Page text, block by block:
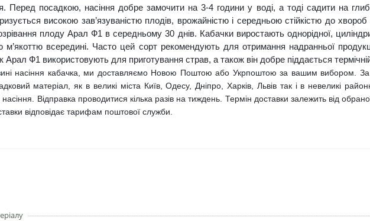
Перед посадкою, насіння добре замочити на 3-4 години у воді, а тоді садити на
високою зав’язуваністю плодів, врожайністю і середньою стійкістю до
плоду Арал Ф1 в середньому 30 днів. Кабачки виростають однорідної,
м’якоттю всередині. Часто цей сорт рекомендують для отримання надранньої
Арал Ф1 використовують для приготування страв, а також він добре піддається
насіння кабачка, ми доставляємо Новою Поштою або Укрпоштою за вашим вибором.
матеріал, як в великі міста Київ, Одесу, Дніпро, Харків, Львів так і в невеликі
Відправка проводитися кілька разів на тиждень. Термін доставки залежить від
відповідає тарифам поштової служби.